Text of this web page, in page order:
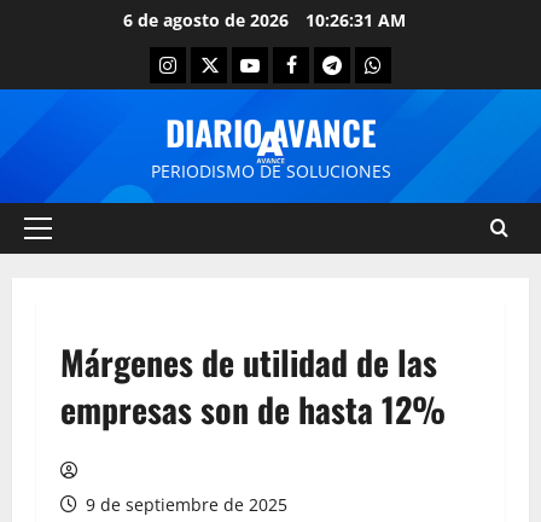
6 de agosto de 2026 10:26:31 AM
DIARIO AVANCE
PERIODISMO DE SOLUCIONES
Márgenes de utilidad de las
empresas son de hasta 12%
9 de septiembre de 2025